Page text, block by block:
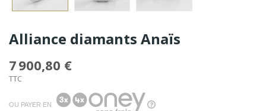
Alliance diamants Anaïs
7 900,80 €
TTC
OU PAYER EN